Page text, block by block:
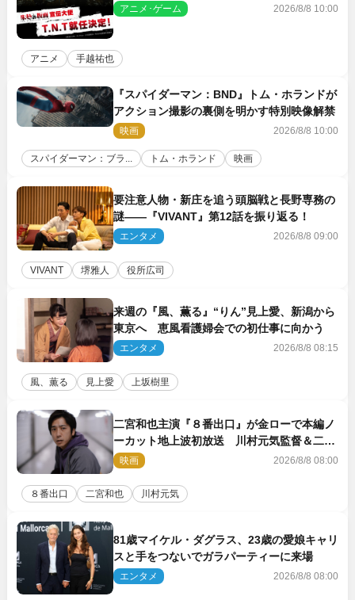
アニメ･ゲーム 2026/8/8 10:00
アニメ 手越祐也
『スパイダーマン：BND』トム・ホランドが
アクション撮影の裏側を明かす特別映像解禁
映画 2026/8/8 10:00
スパイダーマン：ブラ... トム・ホランド 映画
要注意人物・新庄を追う頭脳戦と長野専務の
謎――『VIVANT』第12話を振り返る！
エンタメ 2026/8/8 09:00
VIVANT 堺雅人 役所広司
来週の『風、薫る』“りん”見上愛、新潟から
東京へ 恵風看護婦会での初仕事に向かう
エンタメ 2026/8/8 08:15
風、薫る 見上愛 上坂樹里
二宮和也主演『８番出口』が金ローで本編ノ
ーカット地上波初放送 川村元気監督＆二宮
コメント到着
映画 2026/8/8 08:00
８番出口 二宮和也 川村元気
81歳マイケル・ダグラス、23歳の愛娘キャリ
スと手をつないでガラパーティーに来場
エンタメ 2026/8/8 08:00